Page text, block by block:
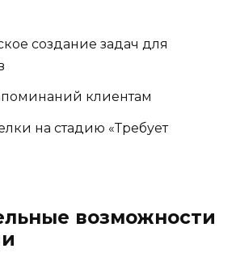
создание задач для
клиентам
на стадию «Требует
возможности